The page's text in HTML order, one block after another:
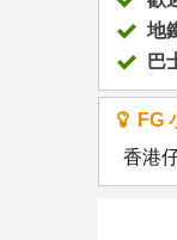
地
巴
FG
香港